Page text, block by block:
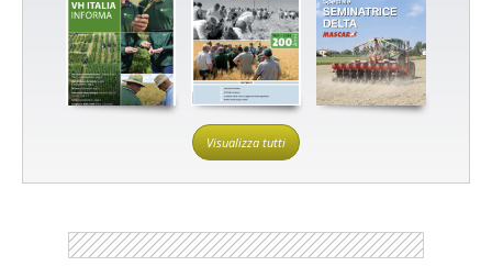
Visualizza tutti